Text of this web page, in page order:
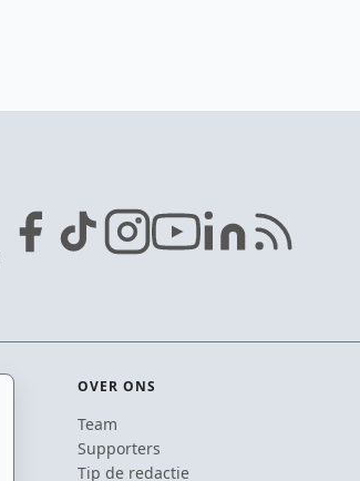
OVER ONS
Team
Supporters
Tip de redactie